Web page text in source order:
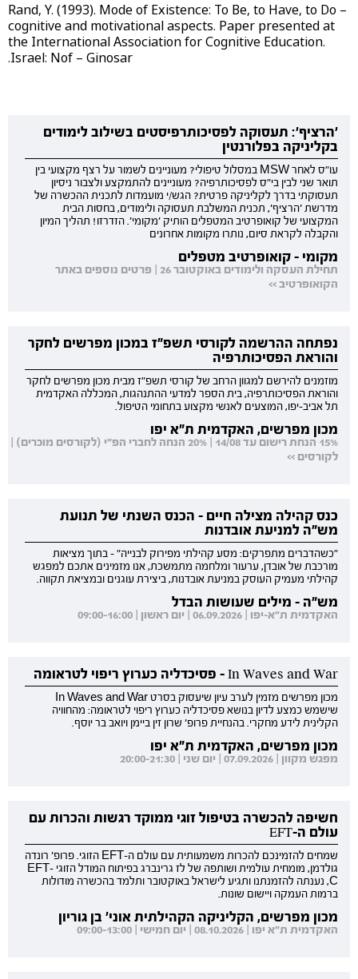
Rand, Y. (1993). Mode of Existence: To Be, to Have, to Do –
cognitive and motivational aspects. Paper presented at
the International Association for Cognitive Education.
Israel: Nof – Ginosar.
'הרציף': תעסוקה לפסיכותרפיסטים בשילוב לימודים
בקליניקה בפלורנטין
עו"ס לאחר MSW במסלול טיפולי? מעוניינים לשמור על רצף מקצועי בין
תואר שני לבין בי"ס לפסיכותרפיה? מעוניינים להתמקצע ולצבור ניסיון
תעסוקתי בדרך לקליניקה פרטית? הגש/י מועמדות לתכנית ההכשרה של
מדרשת 'הרציף', תכנית המשלבת תעסוקה ולימודים, בחסות הבית
המקצועי של קואופרטיב המטפלים הותיק 'מקומי'. הזדרזו! תהליך המיון
והקבלה לקראת סיום, נותרו מקומות אחרונים
מקומי - קואופרטיב מטפלים
תחילת העסקה ולימודים באוקטובר 26 | פרטים נוספים באתר
הקואופרטיב >>
נפתחה ההרשמה לקורסי תשפ"ז במכון מפרשים לחקר
והוראת הפסיכותרפיה
מוזמנים להירשם למגוון הרחב של קורסי תשפ"ז מבית מכון מפרשים לחקר
והוראת הפסיכותרפיה, בית הספר למדעי ההתנהגות, המכללה האקדמית
תל אביב-יפו, המוצעים לאנשי מקצוע בתחומי הטיפול.
מכון מפרשים, האקדמית ת"א יפו
15% הנחת רישום עד 14/08 | 20% הנחה לחברי הפ"י (לקורסים מוכרים) |
לקורסים >>
כנס קהילה מצילה חיים - הכנס השנתי של תנועת
מש"ה למניעת אובדנות
"כשהדברים מתפרקים: מסע קהילתי מפירוק לבנייה" - בתוך מציאות
מורכבת של אובדן, ערעור ומלחמה מתמשכת, אנו מזמינים אתכם למפגש
קהילתי מעמיק העוסק במניעת אובדנות, ביצירת עוגנים ובמציאת תקווה.
מש"ה - מילים שעושות הבדל
האקדמית ת"א-יפו | 06.09.2026 | יום ראשון | 09:00-16:00
In Waves and War - פסיכדליה כערוץ ריפוי לטראומה
מכון מפרשים מזמין לערב עיון שיעסוק בסרט In Waves and War
שישמש כמצע לדיון בנושא פסיכדליה כערוץ ריפוי לטראומה: מהחוויה
הקלינית לידע מחקרי. בהנחיית פרופ' שרון זין ביימן ויואב בר יוסף.
מכון מפרשים, האקדמית ת"א יפו
מפגש מקוון | 07.09.2026 | יום שני | 20:00-21:30
חשיפה להכשרה בטיפול זוגי ממוקד רגשות והכרות עם
עולם ה-EFT
שמחים להזמינכם להכרות משמעותית עם עולם ה-EFT הזוגי. פרופ' רונדה
גולדמן, מומחית עולמית ושותפה של לז גרינברג בפיתוח המודל הזוגי EFT-
C, נענתה להזמנתנו ותגיע לישראל באוקטובר ותלמד בהכשרה מודולות
ברמות העמקה ויישום שונות.
מכון מפרשים, הקליניקה הקהילתית אוני' בן גוריון
האקדמית ת"א יפו | 08.10.2026 | יום חמישי | 09:00-13:00